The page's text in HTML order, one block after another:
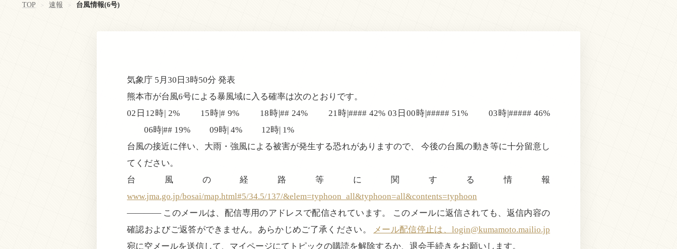
TOP > 速報 > 台風情報(6号)
気象庁 5月30日3時50分 発表
熊本市が台風6号による暴風域に入る確率は次のとおりです。
02日12時| 2% 15時|# 9% 18時|## 24% 21時|#### 42% 03日00時|##### 51% 03時|##### 46%
06時|## 19% 09時| 4% 12時| 1%
台風の接近に伴い、大雨・強風による被害が発生する恐れがありますので、 今後の台風の動き等に十分留意し
てください。
台風の経路等に関する情報
www.jma.go.jp/bosai/map.html#5/34.5/137/&elem=typhoon_all&typhoon=all&contents=typhoon
———— このメールは、配信専用のアドレスで配信されています。 このメールに返信されても、返信内容の
確認およびご返答ができません。あらかじめご了承ください。
メール配信停止は、login@kumamoto.mailio.jp
宛に空メールを送信して、マイページにてトピックの購読を解除するか、退会手続きをお願いします。